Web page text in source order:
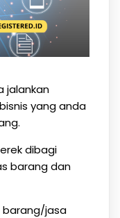
jalankan
yang anda
dibagi
barang dan
barang/jasa